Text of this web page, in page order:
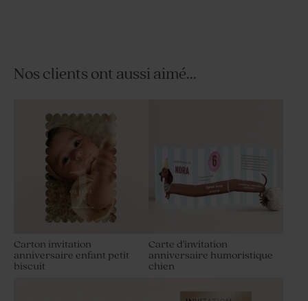
Nos clients ont aussi aimé...
Carton invitation
anniversaire enfant petit
biscuit
Carte d'invitation
anniversaire humoristique
chien